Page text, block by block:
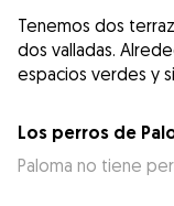
Tenemos dos
dos valladas.
espacios verdes y
Los perros de
Paloma no tiene